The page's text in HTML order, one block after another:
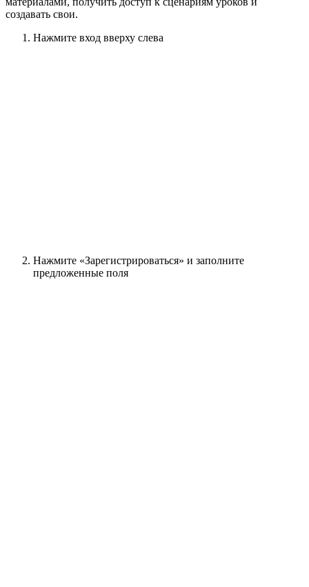
создавать свои.
Нажмите вход вверху слева
Нажмите «Зарегистрироваться» и заполните
предложенные поля